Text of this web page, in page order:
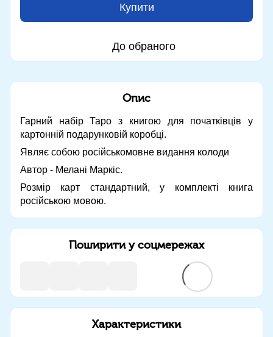
Купити
До обраного
Опис
Гарний набір Таро з книгою для початківців у
картонній подарунковій коробці.
Являє собою російськомовне видання колоди
Автор - Мелані Маркіс.
Розмір карт стандартний, у комплекті книга
російською мовою.
Поширити у соцмережах
Характеристики